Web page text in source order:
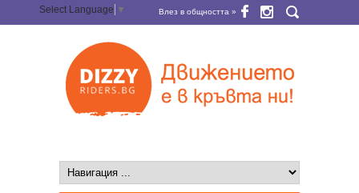
Select Language ▼ Влез в общността »